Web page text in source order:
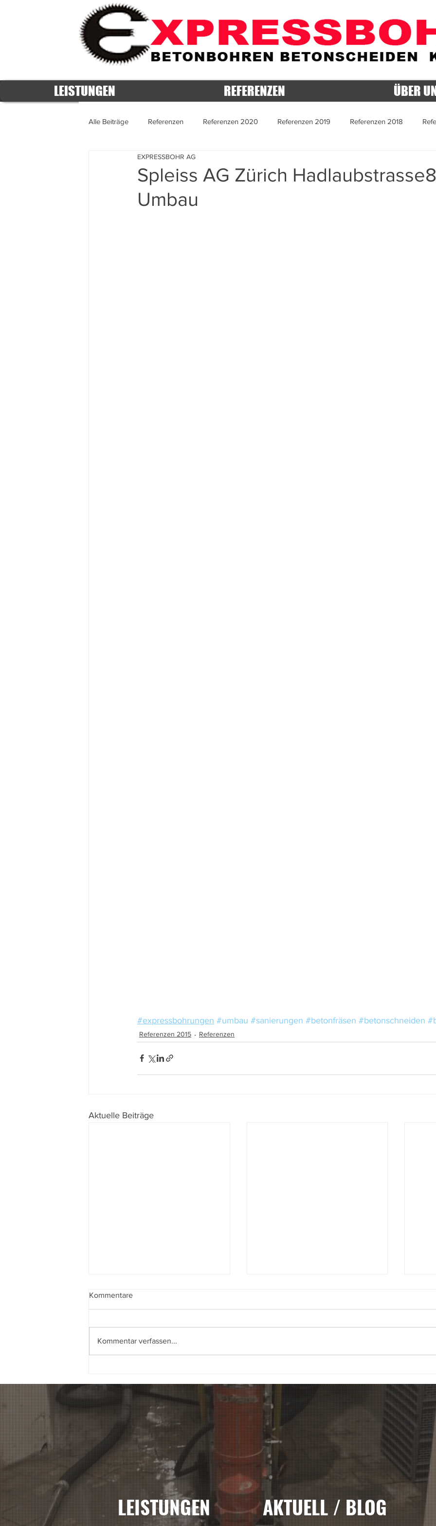
LEISTUNGEN REFERENZEN ÜBER
Alle Beiträge Referenzen Referenzen 2020 Referenzen 2019 Referenzen 2018
Referenzen 2016 Referenzen 2015
Referenzen 2011 Referenzen 2022
Spleiss AG Zürich
Umbau
EXPRESSBOHR AG
#expressbohrungen #umbau #sanierungen #betonfräsen #betonschneiden
Referenzen 2015 Referenzen
Aktuelle Beiträge
Kommentare
Kommentar verfassen...
LEISTUNGEN AKTUELL / BLOG